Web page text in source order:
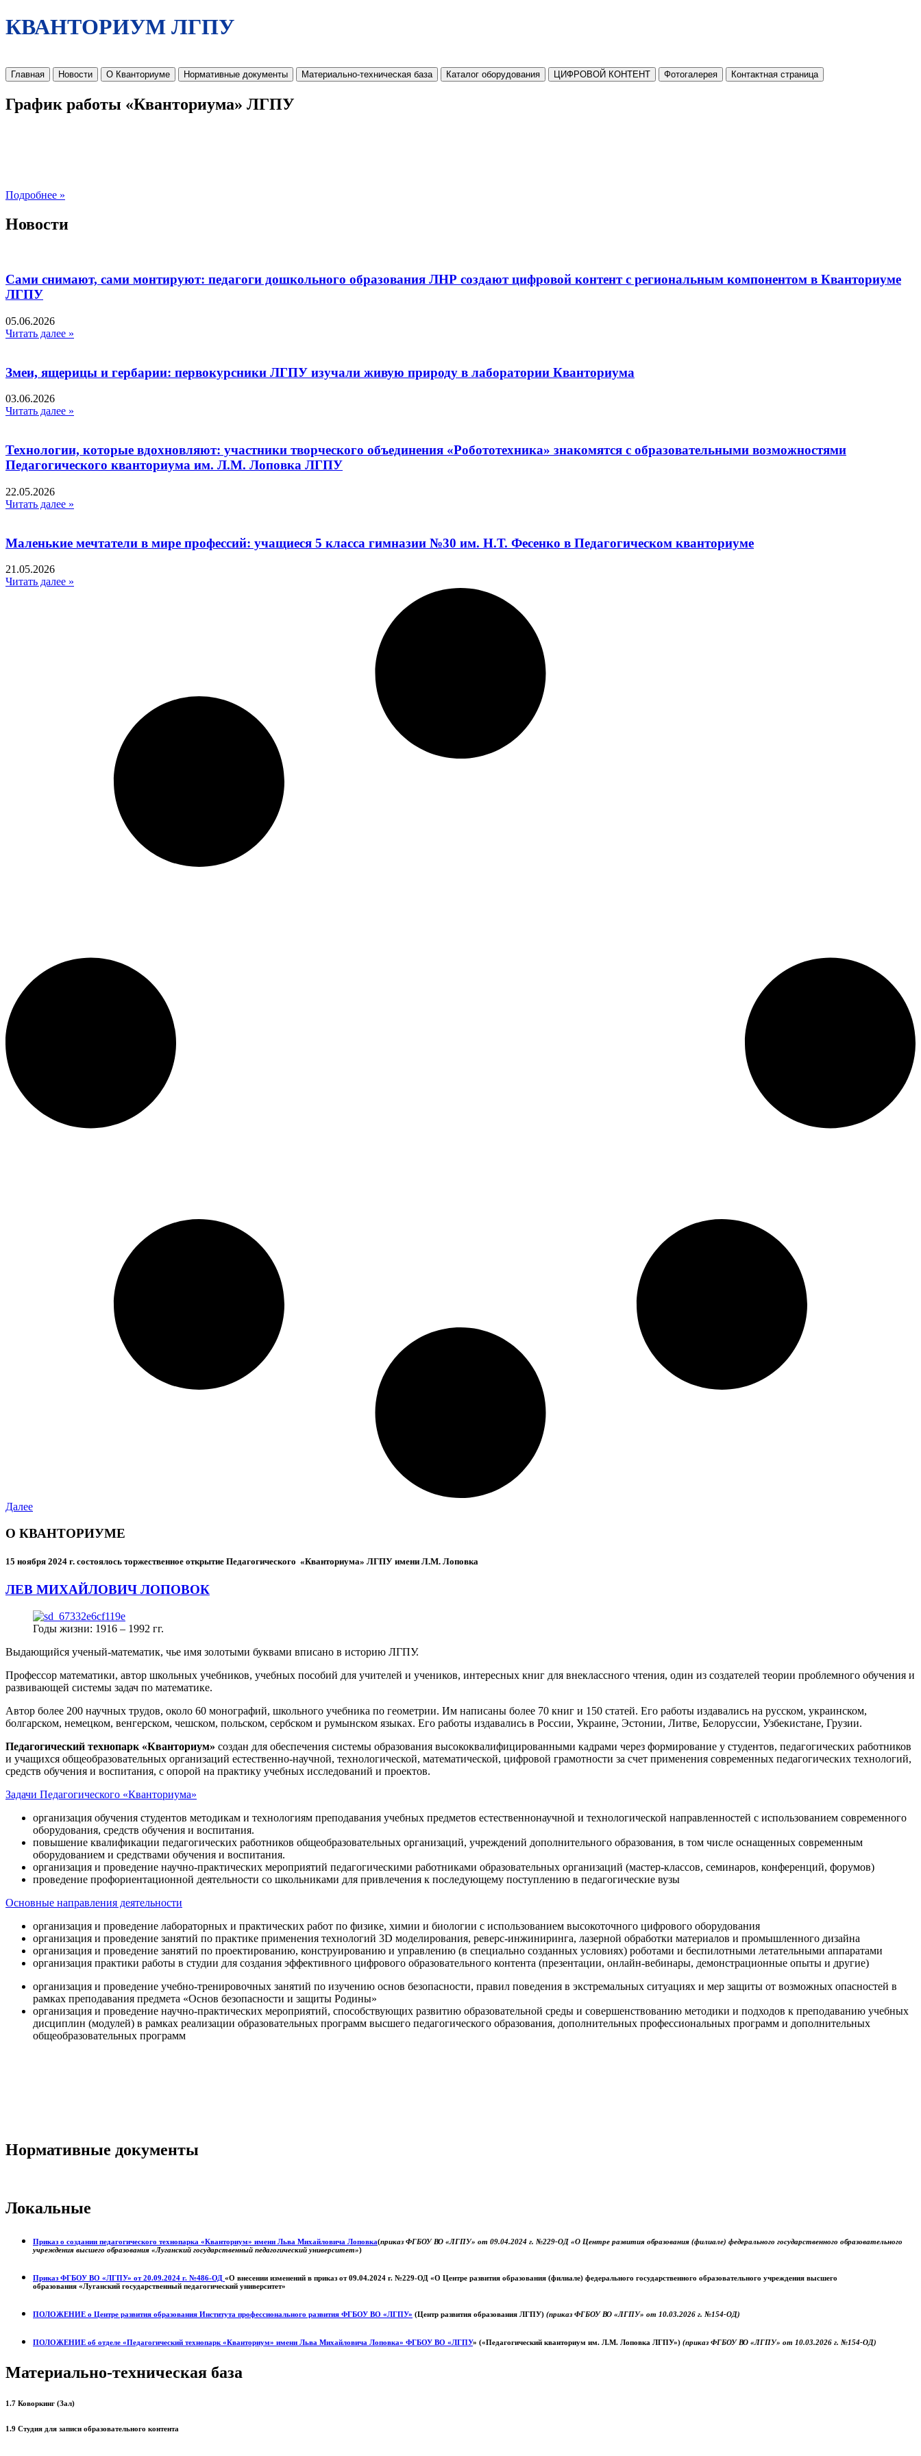
КВАНТОРИУМ ЛГПУ
Главная Новости О Кванториуме Нормативные документы Материально-техническая база Каталог оборудования ЦИФРОВОЙ КОНТЕНТ Фотогалерея Контактная страница
График работы «Кванториума» ЛГПУ
Подробнее »
Новости
Сами снимают, сами монтируют: педагоги дошкольного образования ЛНР создают цифровой контент с региональным компонентом в Кванториуме
ЛГПУ​
05.06.2026
Читать далее »
Змеи, ящерицы и гербарии: первокурсники ЛГПУ изучали живую природу в лаборатории Кванториума
03.06.2026
Читать далее »
Технологии, которые вдохновляют: участники творческого объединения «Робототехника» знакомятся с образовательными возможностями
Педагогического кванториума им. Л.М. Лоповка ЛГПУ
22.05.2026
Читать далее »
Маленькие мечтатели в мире профессий: учащиеся 5 класса гимназии №30 им. Н.Т. Фесенко в Педагогическом кванториуме
21.05.2026
Читать далее »
Далее
О КВАНТОРИУМЕ
15 ноября 2024 г. состоялось торжественное открытие Педагогического «Кванториума» ЛГПУ имени Л.М. Лоповка
ЛЕВ МИХАЙЛОВИЧ ЛОПОВОК
Годы жизни: 1916 – 1992 гг.
Выдающийся ученый-математик, чье имя золотыми буквами вписано в историю ЛГПУ.
Профессор математики, автор школьных учебников, учебных пособий для учителей и учеников, интересных книг для внеклассного чтения, один из создателей теории проблемного обучения и
развивающей системы задач по математике.
Автор более 200 научных трудов, около 60 монографий, школьного учебника по геометрии. Им написаны более 70 книг и 150 статей. Его работы издавались на русском, украинском,
болгарском, немецком, венгерском, чешском, польском, сербском и румынском языках. Его работы издавались в России, Украине, Эстонии, Литве, Белоруссии, Узбекистане, Грузии.
Педагогический технопарк «Кванториум» создан для обеспечения системы образования высококвалифицированными кадрами через формирование у студентов, педагогических работников
и учащихся общеобразовательных организаций естественно-научной, технологической, математической, цифровой грамотности за счет применения современных педагогических технологий,
средств обучения и воспитания, с опорой на практику учебных исследований и проектов.
Задачи Педагогического «Кванториума»
организация обучения студентов методикам и технологиям преподавания учебных предметов естественнонаучной и технологической направленностей с использованием современного
оборудования, средств обучения и воспитания.
повышение квалификации педагогических работников общеобразовательных организаций, учреждений дополнительного образования, в том числе оснащенных современным
оборудованием и средствами обучения и воспитания.
организация и проведение научно-практических мероприятий педагогическими работниками образовательных организаций (мастер-классов, семинаров, конференций, форумов)
проведение профориентационной деятельности со школьниками для привлечения к последующему поступлению в педагогические вузы
Основные направления деятельности
организация и проведение лабораторных и практических работ по физике, химии и биологии с использованием высокоточного цифрового оборудования
организация и проведение занятий по практике применения технологий 3D моделирования, реверс-инжиниринга, лазерной обработки материалов и промышленного дизайна
организация и проведение занятий по проектированию, конструированию и управлению (в специально созданных условиях) роботами и беспилотными летательными аппаратами
организация практики работы в студии для создания эффективного цифрового образовательного контента (презентации, онлайн-вебинары, демонстрационные опыты и другие)
организация и проведение учебно-тренировочных занятий по изучению основ безопасности, правил поведения в экстремальных ситуациях и мер защиты от возможных опасностей в
рамках преподавания предмета «Основ безопасности и защиты Родины»
организация и проведение научно-практических мероприятий, способствующих развитию образовательной среды и совершенствованию методики и подходов к преподаванию учебных
дисциплин (модулей) в рамках реализации образовательных программ высшего педагогического образования, дополнительных профессиональных программ и дополнительных
общеобразовательных программ
Нормативные документы
Локальные
Приказ о создании педагогического технопарка «Кванториум» имени Льва Михайловича Лоповка(приказ ФГБОУ ВО «ЛГПУ» от 09.04.2024 г. №229-ОД «О Центре развития образования (филиале) федерального государственного образовательного
учреждения высшего образования «Луганский государственный педагогический университет»)
Приказ ФГБОУ ВО «ЛГПУ» от 20.09.2024 г. №486-ОД «О внесении изменений в приказ от 09.04.2024 г. №229-ОД «О Центре развития образования (филиале) федерального государственного образовательного учреждения высшего
образования «Луганский государственный педагогический университет»
ПОЛОЖЕНИЕ о Центре развития образования Института профессионального развития ФГБОУ ВО «ЛГПУ» (Центр развития образования ЛГПУ) (приказ ФГБОУ ВО «ЛГПУ» от 10.03.2026 г. №154-ОД)
ПОЛОЖЕНИЕ об отделе «Педагогический технопарк «Кванториум» имени Льва Михайловича Лоповка» ФГБОУ ВО «ЛГПУ» («Педагогический кванториум им. Л.М. Лоповка ЛГПУ») (приказ ФГБОУ ВО «ЛГПУ» от 10.03.2026 г. №154-ОД)
Материально-техническая база
1.7 Коворкинг (Зал)
1.9 Студия для записи образовательного контента